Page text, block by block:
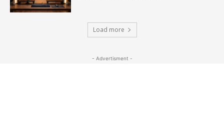
Load more
- Advertisment -